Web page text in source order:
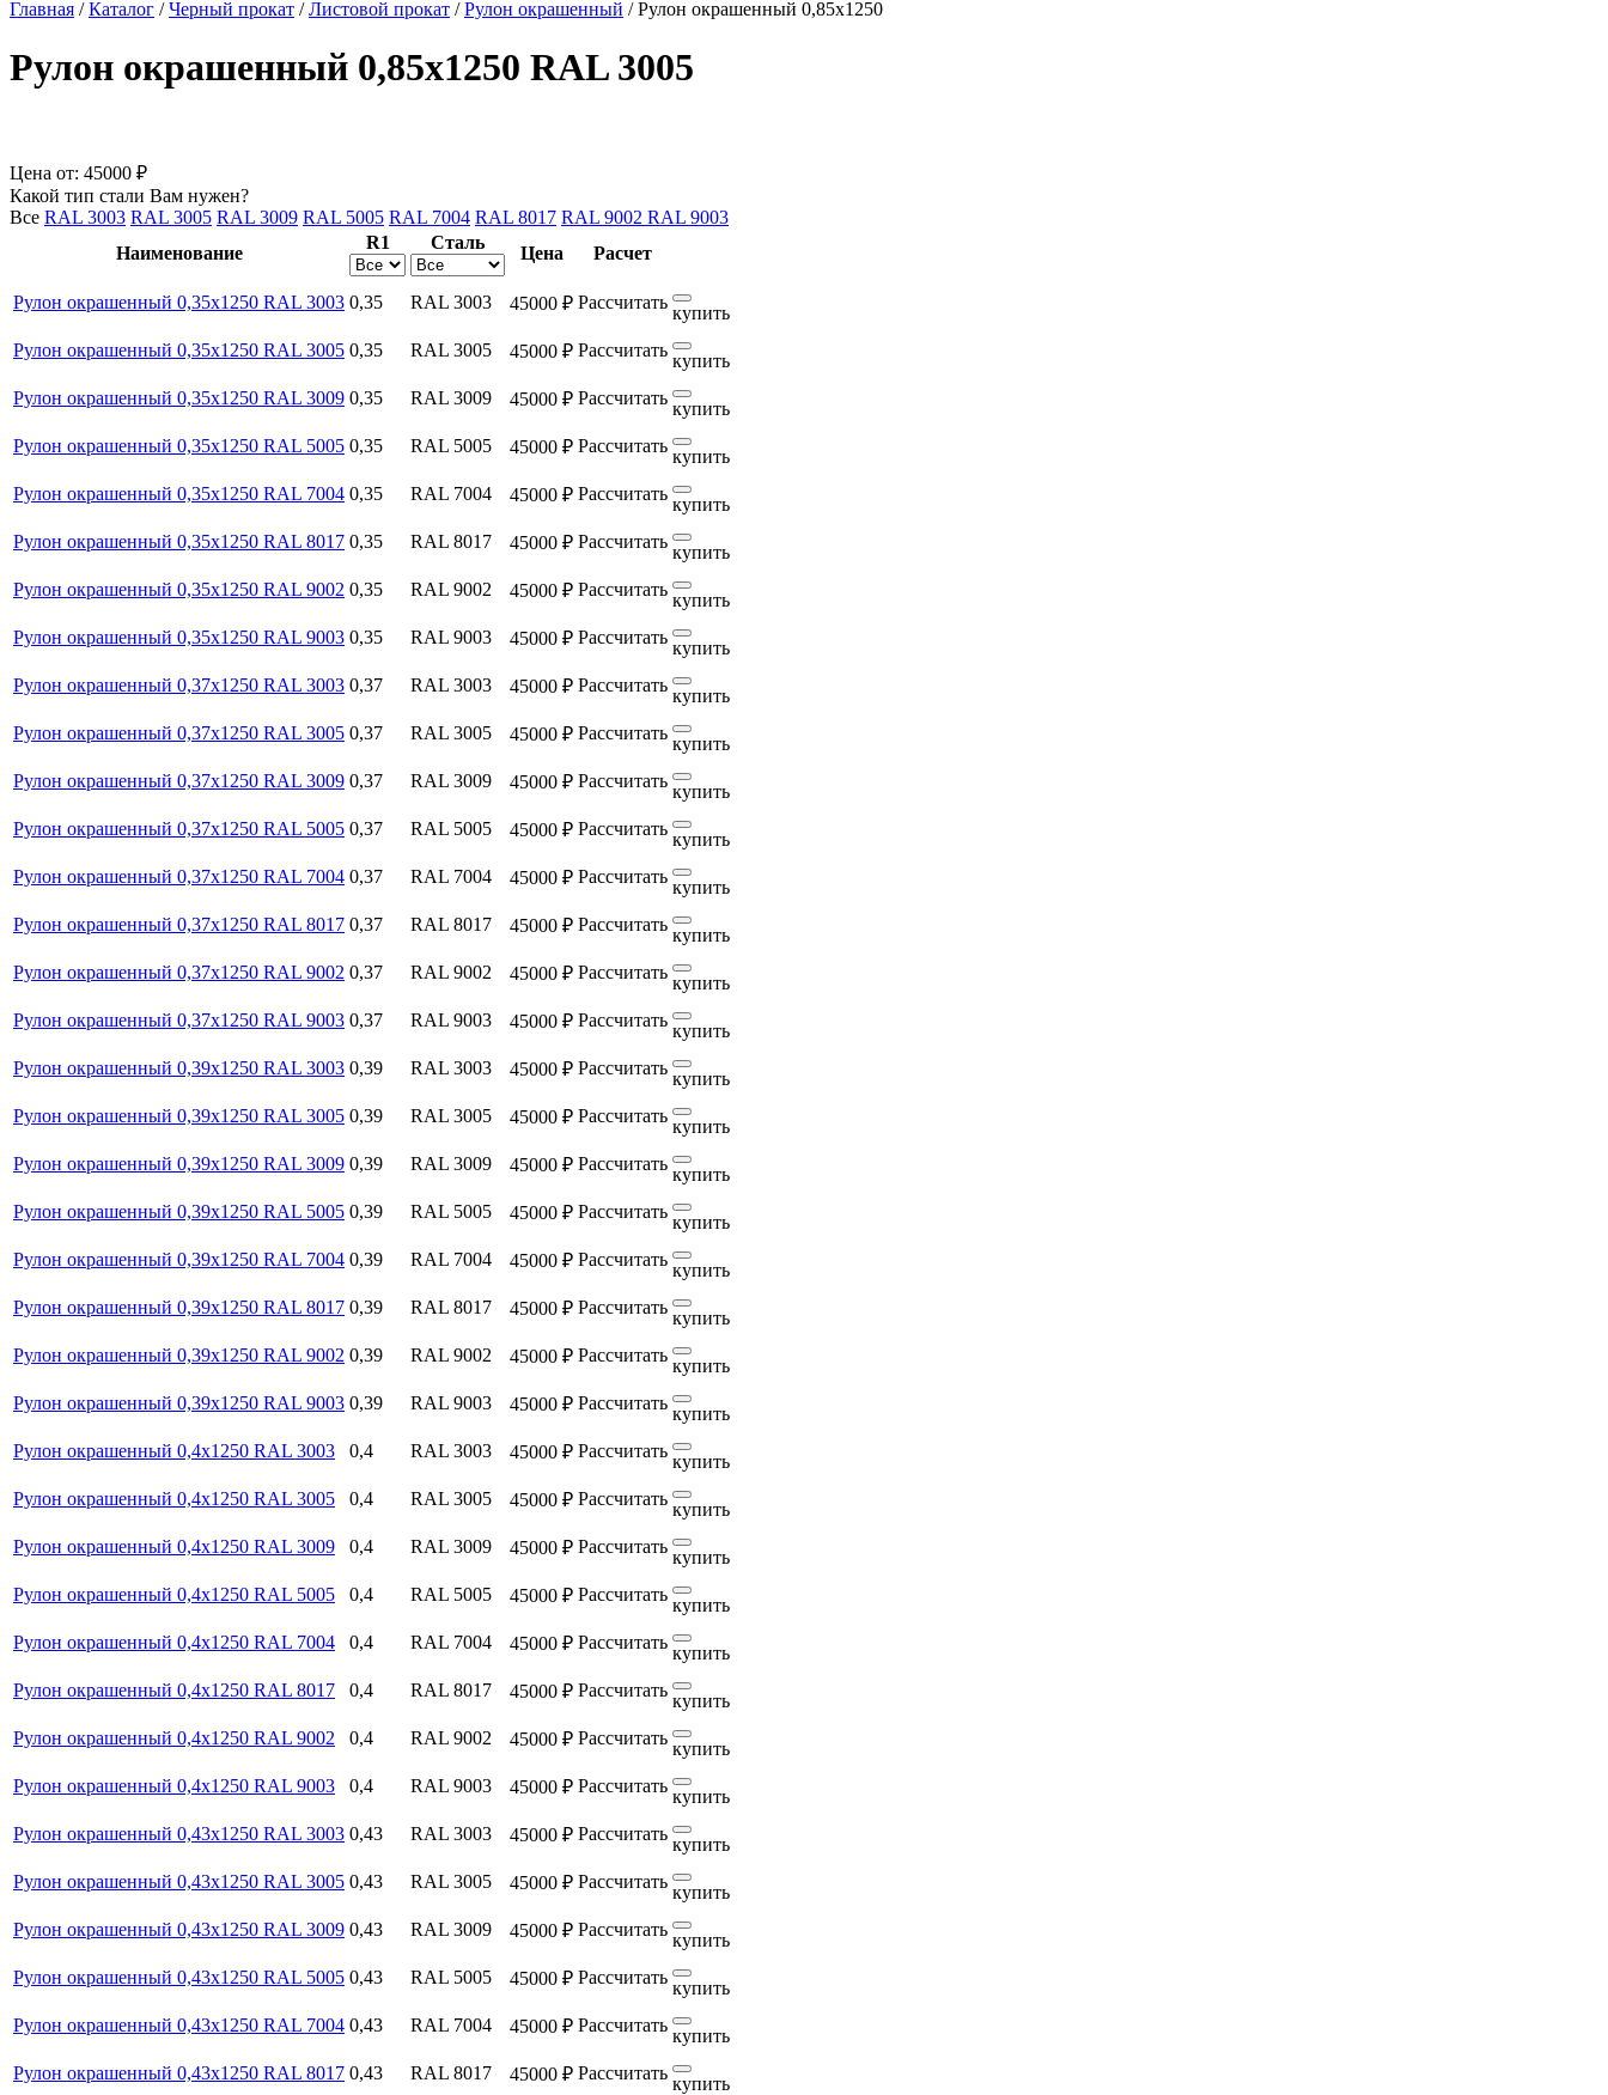
Главная /Каталог /Черный прокат /Листовой прокат /Рулон окрашенный /Рулон окрашенный 0,85х1250
Рулон окрашенный 0,85х1250 RAL 3005
Цена от: 45000 ₽
Какой тип стали Вам нужен?
Все RAL 3003 RAL 3005 RAL 3009 RAL 5005 RAL 7004 RAL 8017 RAL 9002 RAL 9003
Наименование
R1 Сталь
Цена Расчет
Рулон окрашенный 0,35х1250 RAL 3003 0,35 RAL 3003 45000 ₽ Рассчитать
купить
Рулон окрашенный 0,35х1250 RAL 3005 0,35 RAL 3005 45000 ₽ Рассчитать
купить
Рулон окрашенный 0,35х1250 RAL 3009 0,35 RAL 3009 45000 ₽ Рассчитать
купить
Рулон окрашенный 0,35х1250 RAL 5005 0,35 RAL 5005 45000 ₽ Рассчитать
купить
Рулон окрашенный 0,35х1250 RAL 7004 0,35 RAL 7004 45000 ₽ Рассчитать
купить
Рулон окрашенный 0,35х1250 RAL 8017 0,35 RAL 8017 45000 ₽ Рассчитать
купить
Рулон окрашенный 0,35х1250 RAL 9002 0,35 RAL 9002 45000 ₽ Рассчитать
купить
Рулон окрашенный 0,35х1250 RAL 9003 0,35 RAL 9003 45000 ₽ Рассчитать
купить
Рулон окрашенный 0,37х1250 RAL 3003 0,37 RAL 3003 45000 ₽ Рассчитать
купить
Рулон окрашенный 0,37х1250 RAL 3005 0,37 RAL 3005 45000 ₽ Рассчитать
купить
Рулон окрашенный 0,37х1250 RAL 3009 0,37 RAL 3009 45000 ₽ Рассчитать
купить
Рулон окрашенный 0,37х1250 RAL 5005 0,37 RAL 5005 45000 ₽ Рассчитать
купить
Рулон окрашенный 0,37х1250 RAL 7004 0,37 RAL 7004 45000 ₽ Рассчитать
купить
Рулон окрашенный 0,37х1250 RAL 8017 0,37 RAL 8017 45000 ₽ Рассчитать
купить
Рулон окрашенный 0,37х1250 RAL 9002 0,37 RAL 9002 45000 ₽ Рассчитать
купить
Рулон окрашенный 0,37х1250 RAL 9003 0,37 RAL 9003 45000 ₽ Рассчитать
купить
Рулон окрашенный 0,39х1250 RAL 3003 0,39 RAL 3003 45000 ₽ Рассчитать
купить
Рулон окрашенный 0,39х1250 RAL 3005 0,39 RAL 3005 45000 ₽ Рассчитать
купить
Рулон окрашенный 0,39х1250 RAL 3009 0,39 RAL 3009 45000 ₽ Рассчитать
купить
Рулон окрашенный 0,39х1250 RAL 5005 0,39 RAL 5005 45000 ₽ Рассчитать
купить
Рулон окрашенный 0,39х1250 RAL 7004 0,39 RAL 7004 45000 ₽ Рассчитать
купить
Рулон окрашенный 0,39х1250 RAL 8017 0,39 RAL 8017 45000 ₽ Рассчитать
купить
Рулон окрашенный 0,39х1250 RAL 9002 0,39 RAL 9002 45000 ₽ Рассчитать
купить
Рулон окрашенный 0,39х1250 RAL 9003 0,39 RAL 9003 45000 ₽ Рассчитать
купить
Рулон окрашенный 0,4х1250 RAL 3003
0,4 RAL 3003 45000 ₽ Рассчитать
купить
Рулон окрашенный 0,4х1250 RAL 3005
0,4 RAL 3005 45000 ₽ Рассчитать
купить
Рулон окрашенный 0,4х1250 RAL 3009
0,4 RAL 3009 45000 ₽ Рассчитать
купить
Рулон окрашенный 0,4х1250 RAL 5005
0,4 RAL 5005 45000 ₽ Рассчитать
купить
Рулон окрашенный 0,4х1250 RAL 7004
0,4 RAL 7004 45000 ₽ Рассчитать
купить
Рулон окрашенный 0,4х1250 RAL 8017
0,4 RAL 8017 45000 ₽ Рассчитать
купить
Рулон окрашенный 0,4х1250 RAL 9002
0,4 RAL 9002 45000 ₽ Рассчитать
купить
Рулон окрашенный 0,4х1250 RAL 9003
0,4 RAL 9003 45000 ₽ Рассчитать
купить
Рулон окрашенный 0,43х1250 RAL 3003 0,43 RAL 3003 45000 ₽ Рассчитать
купить
Рулон окрашенный 0,43х1250 RAL 3005 0,43 RAL 3005 45000 ₽ Рассчитать
купить
Рулон окрашенный 0,43х1250 RAL 3009 0,43 RAL 3009 45000 ₽ Рассчитать
купить
Рулон окрашенный 0,43х1250 RAL 5005 0,43 RAL 5005 45000 ₽ Рассчитать
купить
Рулон окрашенный 0,43х1250 RAL 7004 0,43 RAL 7004 45000 ₽ Рассчитать
купить
Рулон окрашенный 0,43х1250 RAL 8017 0,43 RAL 8017 45000 ₽ Рассчитать
купить